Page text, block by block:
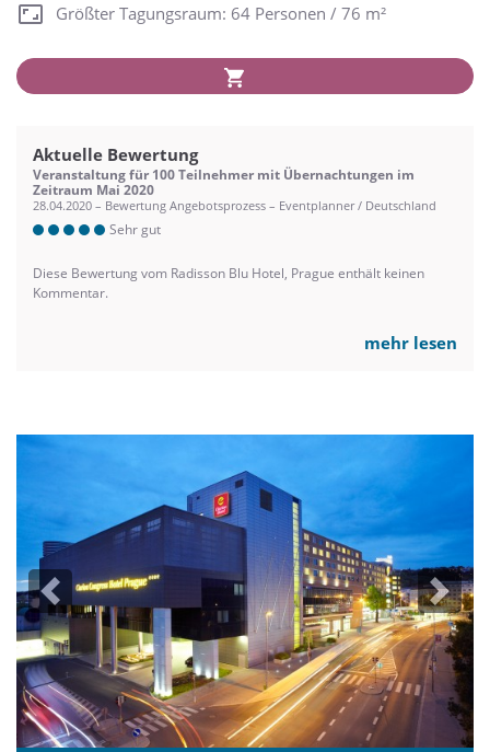
Größter Tagungsraum: 64 Personen / 76 m²
Aktuelle Bewertung
Veranstaltung für 100 Teilnehmer mit Übernachtungen im
Zeitraum Mai 2020
28.04.2020 – Bewertung Angebotsprozess – Eventplanner / Deutschland
Sehr gut
Diese Bewertung vom Radisson Blu Hotel, Prague enthält keinen
Kommentar.
mehr lesen
Previous Next